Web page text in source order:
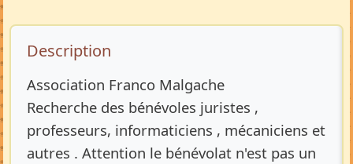
Description de l’annonce
Description
Association Franco Malgache
Recherche des bénévoles juristes ,
professeurs, informaticiens , mécaniciens et
autres . Attention le bénévolat n'est pas un